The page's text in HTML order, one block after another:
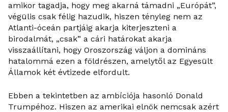
amikor tagadja, hogy meg akarná támadni „Európát”,
végülis csak félig hazudik, hiszen tényleg nem az
Atlanti-óceán partjáig akarja kiterjeszteni a
birodalmát, „csak” a cári határokat akarja
visszaállítani, hogy Oroszország váljon a domináns
hatalommá ezen a földrészen, amelytől az Egyesült
Államok két évtizede elfordult.
Ebben a tekintetben az ambíciója hasonló Donald
Trumpéhoz. Hiszen az amerikai elnök nemcsak azért